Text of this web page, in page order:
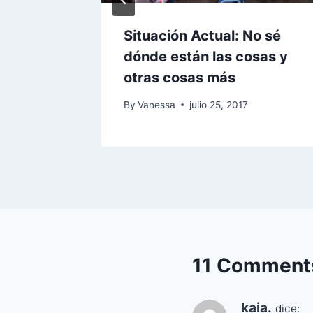
Situación Actual: No sé
dónde están las cosas y
otras cosas más
By Vanessa julio 25, 2017
11
kaia. dice: